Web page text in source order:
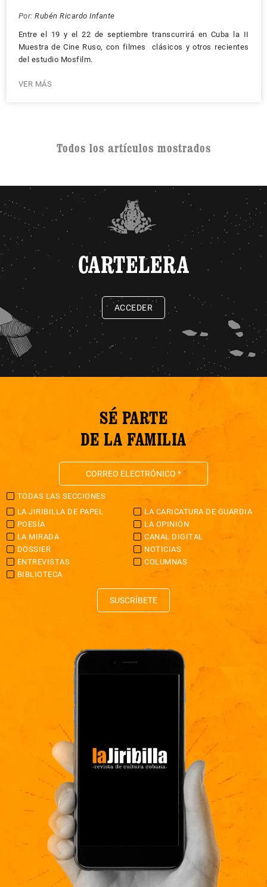
Por: Rubén Ricardo Infante
Entre el 19 y el 22 de septiembre transcurrirá en Cuba la II
Muestra de Cine Ruso, con filmes clásicos y otros recientes
del estudio Mosfilm.
VER MÁS
Todos los artículos mostrados
CARTELERA
ACCEDER
SÉ PARTE
DE LA FAMILIA
TODAS LAS SECCIONES
LA JIRIBILLA DE PAPEL
LA CARICATURA DE GUARDIA
POESÍA
LA OPINIÓN
LA MIRADA
CANAL DIGITAL
DOSSIER
NOTICIAS
ENTREVISTAS
COLUMNAS
BIBLIOTECA
SUSCRÍBETE